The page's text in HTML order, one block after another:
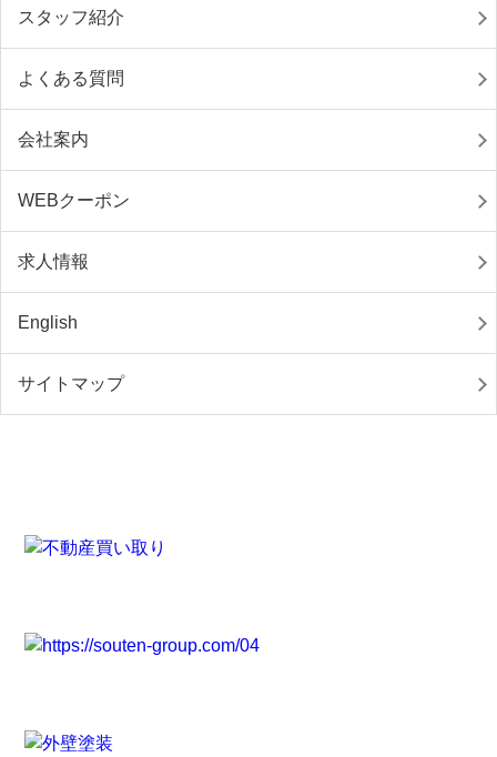
スタッフ紹介
よくある質問
会社案内
WEBクーポン
求人情報
English
サイトマップ